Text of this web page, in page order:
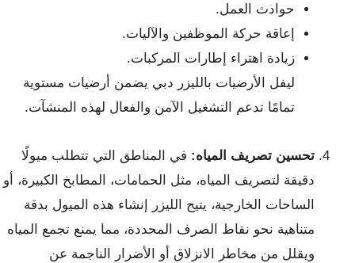
حوادث العمل.
إعاقة حركة الموظفين والآليات.
زيادة اهتراء إطارات المركبات.
ليفل الأرضيات بالليزر دبي يضمن أرضيات مستوية
تمامًا تدعم التشغيل الآمن والفعال لهذه المنشآت.
تحسين تصريف المياه: في المناطق التي تتطلب ميولًا
دقيقة لتصريف المياه، مثل الحمامات، المطابخ الكبيرة، أو
الساحات الخارجية، يتيح الليزر إنشاء هذه الميول بدقة
متناهية نحو نقاط الصرف المحددة، مما يمنع تجمع المياه
ويقلل من مخاطر الانزلاق أو الأضرار الناجمة عن